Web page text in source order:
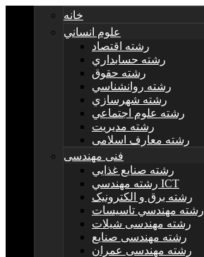
خانه
علوم انساني
رشته اقتصاد
رشته حسابداري
رشته حقوق
رشته روانشناسي
رشته شهرسازي
رشته علوم اجتماعي
رشته مديريت
رشته معارف اسلامی
فنی مهندسی
رشته صنايع غذايي
رشته مهندسي ICT
رشته برق و الکترونيک
رشته مهندسي تاسيسات
رشته مهندسی شیلات
رشته مهندسی صنایع
رشته مهندسی عمران